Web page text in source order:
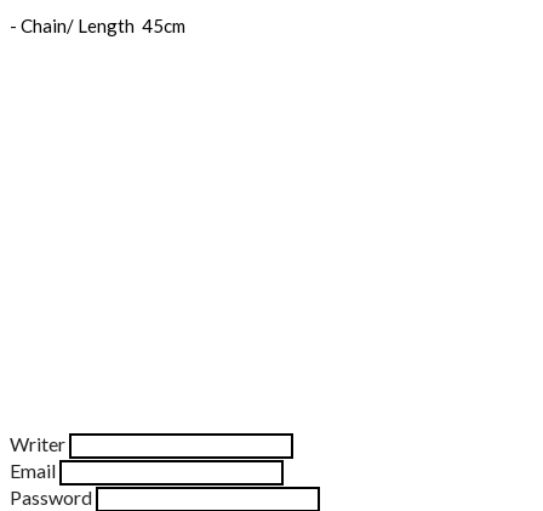
- Chain/ Length 45cm
Writer
Email
Password